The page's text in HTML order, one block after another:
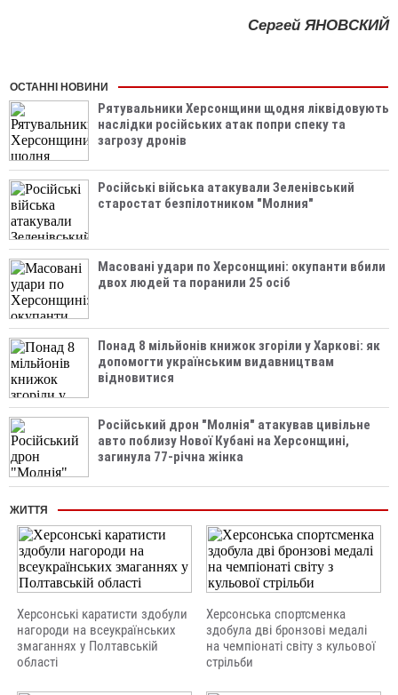
Сергей ЯНОВСКИЙ
ОСТАННІ НОВИНИ
Рятувальники Херсонщини щодня ліквідовують
наслідки російських атак попри спеку та
загрозу дронів
Російські війська атакували Зеленівський
старостат безпілотником "Молния"
Масовані удари по Херсонщині: окупанти вбили
двох людей та поранили 25 осіб
Понад 8 мільйонів книжок згоріли у Харкові: як
допомогти українським видавництвам
відновитися
Російський дрон "Молнія" атакував цивільне
авто поблизу Нової Кубані на Херсонщині,
загинула 77-річна жінка
ЖИТТЯ
Херсонські каратисти здобули
нагороди на всеукраїнських
змаганнях у Полтавській
області
Херсонська спортсменка
здобула дві бронзові медалі
на чемпіонаті світу з кульової
стрільби